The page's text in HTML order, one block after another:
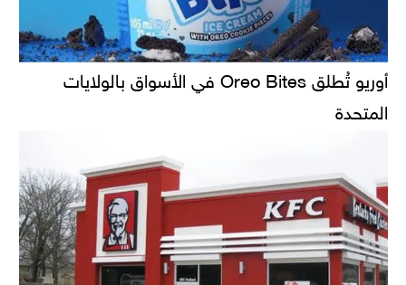
أوريو تُطلق Oreo Bites في الأسواق بالولايات
المتحدة